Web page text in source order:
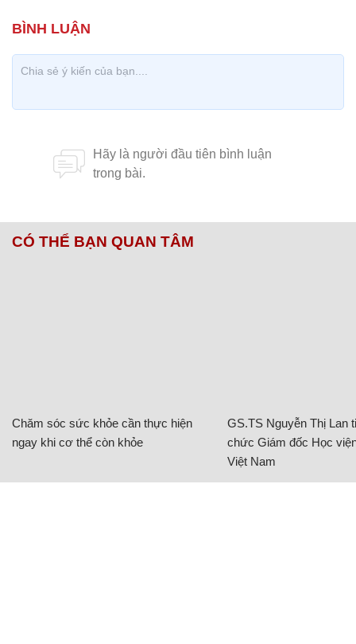
CÓ THỂ BẠN QUAN TÂM
Chăm sóc sức khỏe cần thực hiện
ngay khi cơ thể còn khỏe
GS.TS Nguyễn Thị Lan
chức Giám đốc Học
Việt Nam